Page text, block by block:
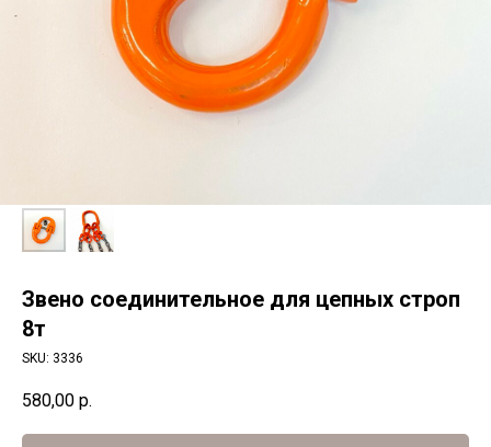
Звено соединительное для цепных строп
8т
SKU: 3336
580,00 р.